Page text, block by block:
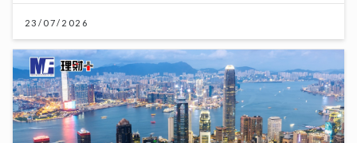
23/07/2026